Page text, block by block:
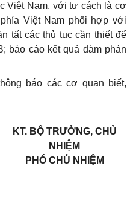
Việt Nam, với tư cách là cơ
Việt Nam phối hợp với
tất các thủ tục cần thiết để
báo cáo kết quả đàm phán
báo các cơ quan biết,
KT. BỘ TRƯỞNG, CHỦ
NHIỆM
PHÓ CHỦ NHIỆM